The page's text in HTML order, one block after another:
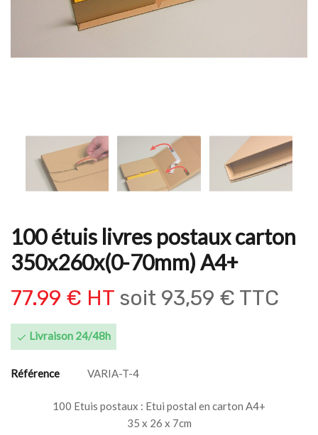
100 étuis livres postaux carton
350x260x(0-70mm) A4+
77.99 € HT soit 93,59 € TTC
 Livraison 24/48h
Référence VARIA-T-4
100 Etuis postaux : Etui postal en carton A4+
35 x 26 x 7cm